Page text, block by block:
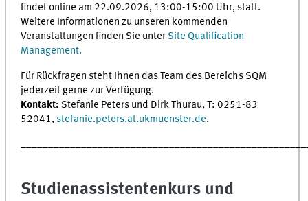
findet online am 22.09.2026, 13:00-15:00 Uhr, statt.
Weitere Informationen zu unseren kommenden
Veranstaltungen finden Sie unter Site Qualification
Management.
Für Rückfragen steht Ihnen das Team des Bereichs SQM
jederzeit gerne zur Verfügung.
Kontakt: Stefanie Peters und Dirk Thurau, T: 0251-83
52041, stefanie.peters.at.ukmuenster.de.
Studienassistentenkurs und